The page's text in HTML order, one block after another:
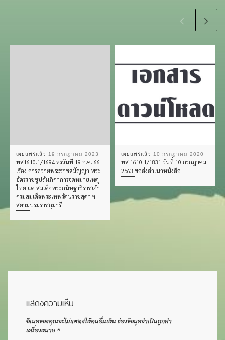
เผยแพร่แล้ว 19 กรกฎาคม 2023
ทส1610.1/1694 ลงวันที่ 19 ก.ค. 66
เรื่อง การถวายพระราชสมัญญา พระ
อัครราชชูปถัมภิกาการจดหมายเหตุ
ไทย แด่ สมเด็จพระกนิษฐาธิราชเจ้า
กรมสมเด็จพระเทพรัตนราชสุดา ฯ
สยามบรมราชกุมารี
เผยแพร่แล้ว 10 กรกฎาคม 2020
ทส 1610.1/1831 วันที่ 10 กรกฎาคม
2563 ขอส่งสำเนาหนังสือ
แสดงความเห็น
อีเมลของคุณจะไม่แสดงให้คนอื่นเห็นช่องข้อมูลจำเป็นถูกทำ
เครื่องหมาย*